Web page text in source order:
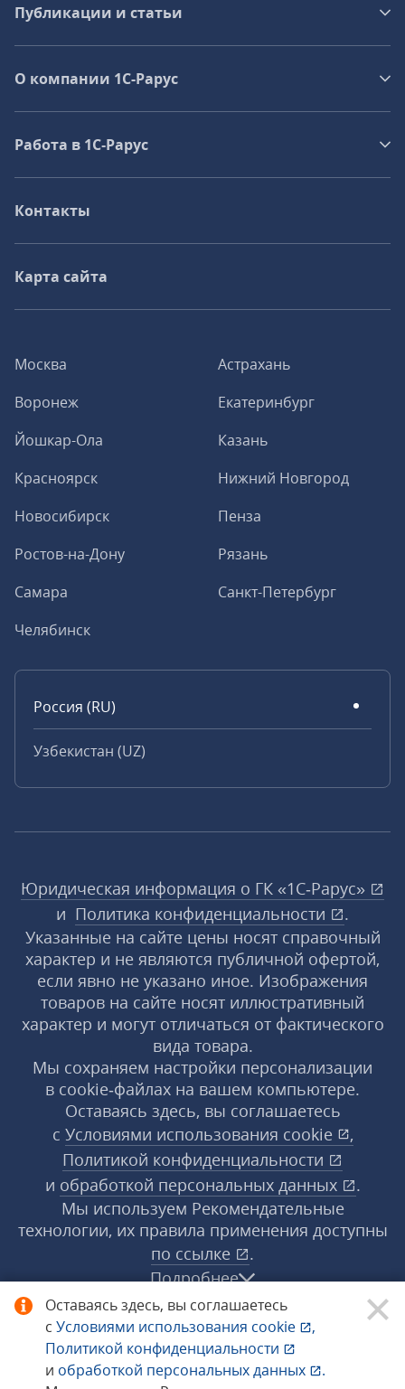
Оставаясь здесь, вы соглашаетесь
с Условиями использования cookie
,
Политикой конфиденциальности
и обработкой персональных данных
.
Москва
Астрахань
Воронеж
Екатеринбург
Йошкар-Ола
Казань
Красноярск
Нижний Новгород
Новосибирск
Пенза
Ростов-на-Дону
Рязань
Самара
Санкт-Петербург
Челябинск
Россия (RU)
Узбекистан (UZ)
Публикации и статьи
О компании 1C-Рарус
Работа в 1С‑Рарус
Контакты
Карта сайта
Юридическая информация о ГК «1С‑Рарус»
и Политика конфиденциальности
.
Указанные на сайте цены носят справочный
характер и не являются публичной офертой,
если явно не указано иное. Изображения
товаров на сайте носят иллюстративный
характер и могут отличаться от фактического
вида товара.
Мы сохраняем настройки персонализации
в cookie‑файлах на вашем компьютере.
Оставаясь здесь, вы соглашаетесь
с Условиями использования cookie
,
Политикой конфиденциальности
и обработкой персональных данных
.
Мы используем Рекомендательные
технологии, их правила применения доступны
по ссылке
.
Подробнее
© 1998−2026 «1С‑Рарус» ®. Все права
защищены.